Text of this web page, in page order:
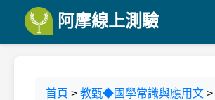
阿摩線上測驗
首頁 > 教甄◆國學常識與應用文 >